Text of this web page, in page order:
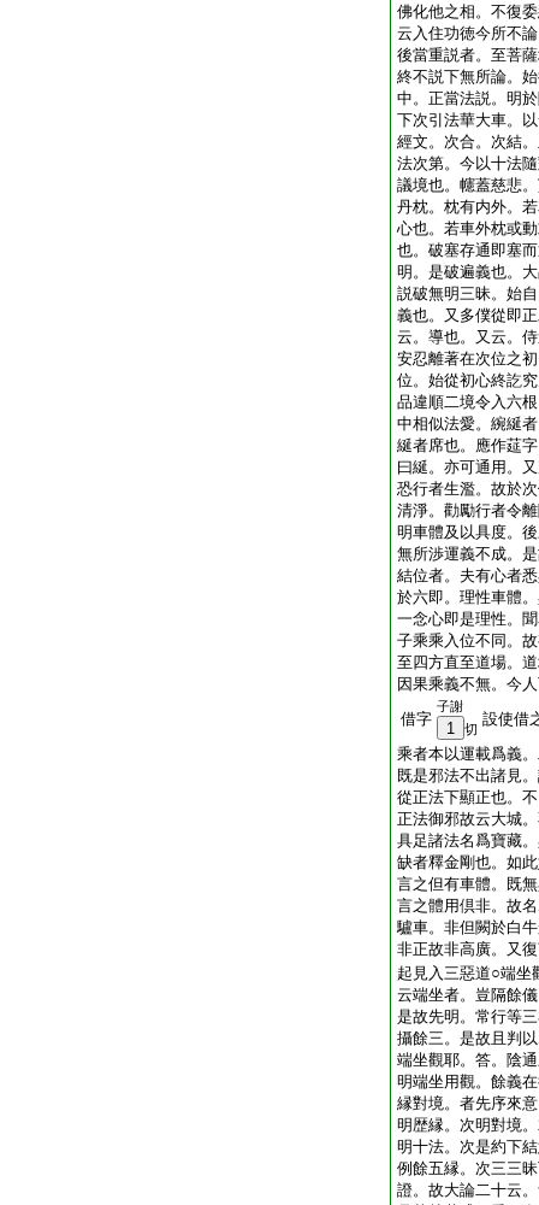
佛化他之相。不復
云入住功徳今所不
後當重説者。至菩
終不説下無所論。
中。正當法説。明
下次引法華大車。
經文。次合。次結
法次第。今以十法
議境也。幰蓋慈悲
丹枕。枕有内外。
心也。若車外枕或
也。破塞存通即塞
明。是破遍義也。
説破無明三昧。始
義也。又多僕從即
云。導也。又云。
安忍離著在次位之
位。始從初心終訖
品違順二境令入六
中相似法愛。綩綖
綖者席也。應作莚
曰綖。亦可通用。
恐行者生濫。故於
清淨。勸勵行者令
明車體及以具度。
無所渉運義不成。
結位者。夫有心者
於六即。理性車體
一念心即是理性。
子乘乘入位不同。
至四方直至道場。
因果乘義不無。今
借字
子謝
1 切
設使借
乘者本以運載爲義
既是邪法不出諸見
從正法下顯正也。
正法御邪故云大城
具足諸法名爲寶藏
缺者釋金剛也。如
言之但有車體。既
言之體用倶非。故
驢車。非但闕於白
非正故非高廣。又
起見入三惡道○端坐
云端坐者。豈隔餘
是故先明。常行等
攝餘三。是故且判
端坐觀耶。答。陰
明端坐用觀。餘義
縁對境。者先序來
明歴縁。次明對境
明十法。次是約下
例餘五縁。次三三
證。故大論二十云